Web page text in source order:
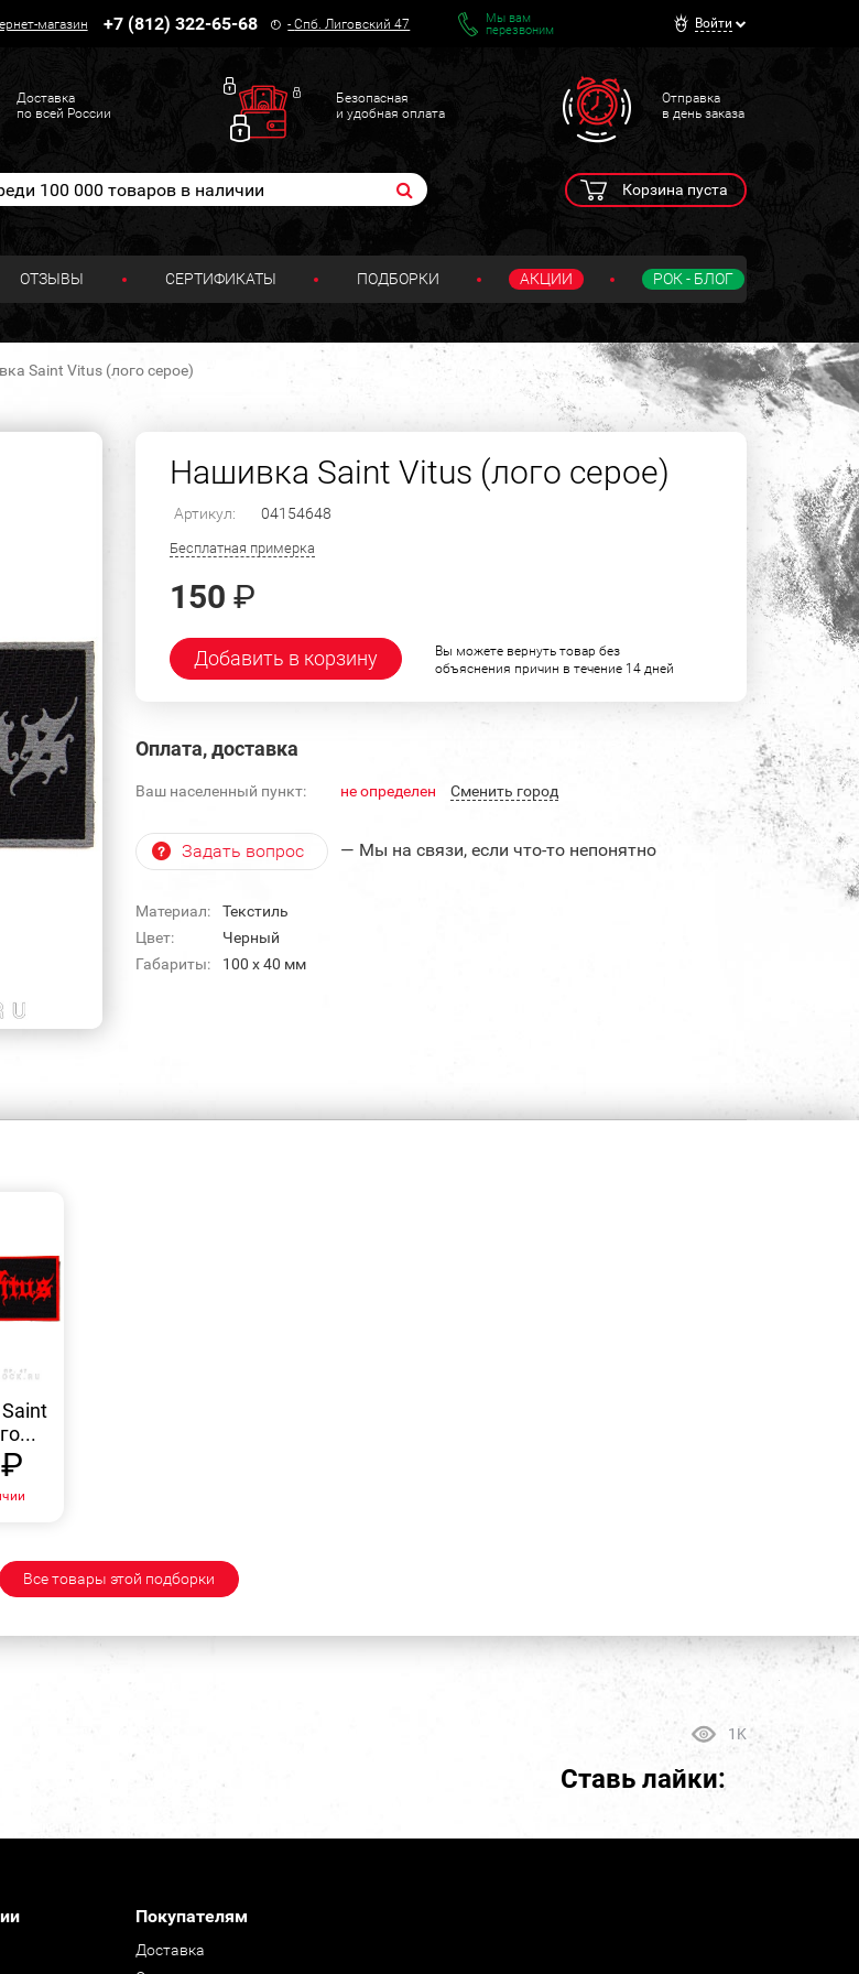
магазин +7 (812) 322-65-68 -Спб. Лиговский 47
Мы вам
перезвоним
Войти
Доставка
по всей России
Безопасная
и удобная оплата
Отправка
в день заказа
Корзина пуста
ОТЗЫВЫ СЕРТИФИКАТЫ ПОДБОРКИ АКЦИИ РОК - БЛОГ
Saint Vitus (лого серое)
Нашивка Saint Vitus (лого серое)
Артикул: 04154648
Бесплатная примерка
150 ₽
Добавить в корзину
Вы можете вернуть товар без
объяснения причин в течение 14 дней
Оплата, доставка
Ваш населенный пункт: не определен Cменить город
Задать вопрос — Мы на связи, если что-то непонятно
Материал:
Текстиль
Цвет:
Черный
Габариты:
100 x 40 мм
₽
Все товары этой подборки
1K
Ставь лайки:
Покупателям
Доставка